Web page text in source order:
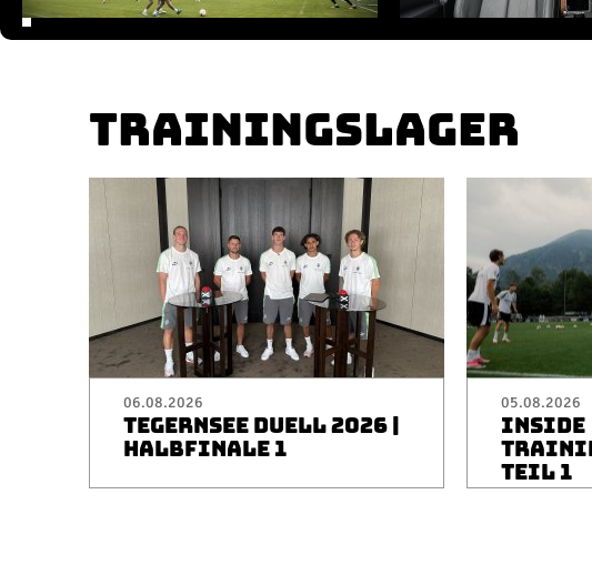
TRAININGSLAGER
06.08.2026
TEGERNSEE DUELL 2026 |
HALBFINALE 1
05.08.2026
INSIDE
TEIL 1